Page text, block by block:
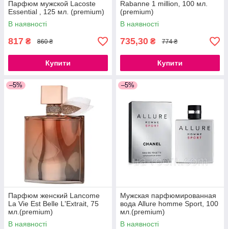
Парфюм мужской Lacoste
Essential , 125 мл. (premium)
В наявності
817 ₴ 860 ₴
Купити
Rabanne 1 million, 100 мл.
(premium)
В наявності
735,30 ₴ 774 ₴
Купити
–5%
Парфюм женский Lancome
La Vie Est Belle L'Extrait, 75
мл.(premium)
В наявності
–5%
Мужская парфюмированная
вода Allure homme Sport, 100
мл.(premium)
В наявності